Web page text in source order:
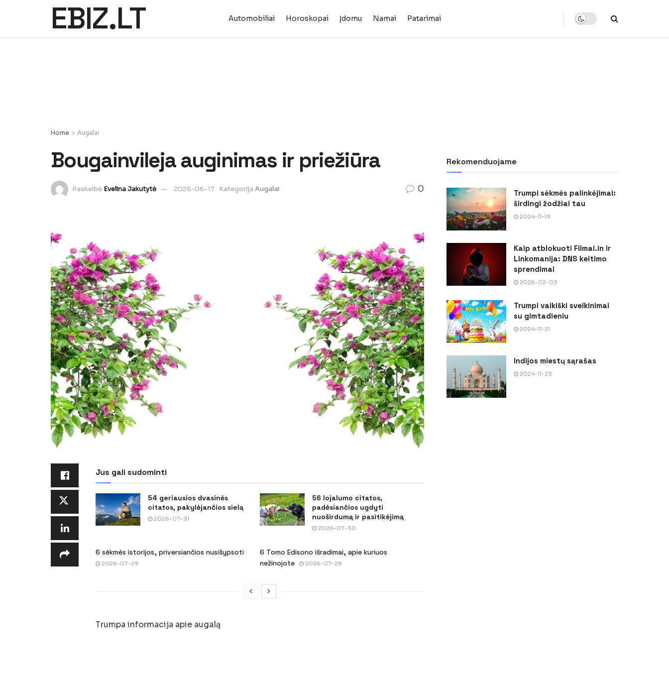
EBIZ.LT Automobiliai Horoskopai Įdomu Namai Patarimai
Home Augalai
Bougainvileja auginimas ir priežiūra
Paskelbė Evelina Jakutytė 2025-06-17 Kategorija Augalai 0
Jus gali sudominti
54 geriausios dvasinės
citatos, pakylėjančios sielą
2026-07-31
56 lojalumo citatos,
padėsiančios ugdyti
nuoširdumą ir pasitikėjimą
2026-07-30
6 sėkmės istorijos, priversiančios nusišypsoti
2026-07-29
6 Tomo Edisono išradimai, apie kuriuos
nežinojote
2026-07-28
Trumpa informacija apie augalą
Rekomenduojame
Trumpi sėkmės palinkėjimai:
širdingi žodžiai tau
2024-11-19
Kaip atblokuoti Filmai.in ir
Linkomanija: DNS keitimo
sprendimai
2026-02-03
Trumpi vaikiški sveikinimai
su gimtadieniu
2024-11-21
Indijos miestų sąrašas
2024-11-23